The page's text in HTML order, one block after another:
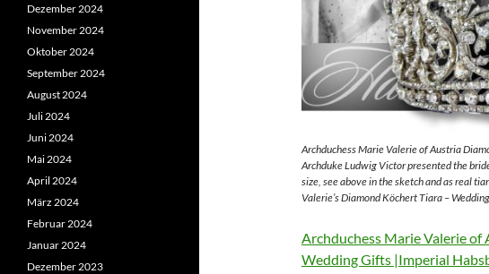
Archduchess Marie Valerie of Austria
Archduke Ludwig Victor presented the
size, see above in the sketch and as real
Valerie’s Diamond Köchert Tiara –
Archduchess Marie Valerie
Wedding Gifts |Imperial
Dezember 2024
November 2024
Oktober 2024
September 2024
August 2024
Juli 2024
Juni 2024
Mai 2024
April 2024
März 2024
Februar 2024
Januar 2024
Dezember 2023